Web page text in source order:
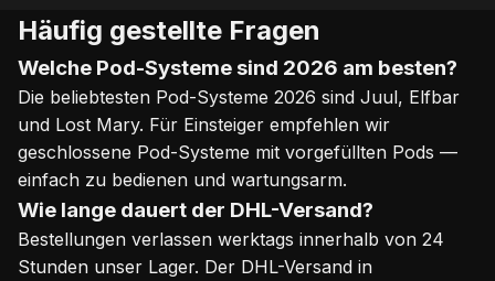
Häufig gestellte Fragen
Welche Pod-Systeme sind 2026 am besten?
Die beliebtesten Pod-Systeme 2026 sind Juul, Elfbar
und Lost Mary. Für Einsteiger empfehlen wir
geschlossene Pod-Systeme mit vorgefüllten Pods —
einfach zu bedienen und wartungsarm.
Wie lange dauert der DHL-Versand?
Bestellungen verlassen werktags innerhalb von 24
Stunden unser Lager. Der DHL-Versand in